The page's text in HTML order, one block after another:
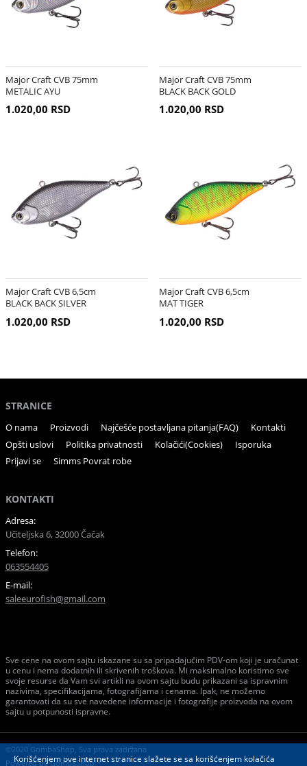
Major Craft CVB 75mm
METALIC AYU
1.020,00 RSD
Major Craft CVB 75mm
BLACK BACK GOLD
1.020,00 RSD
Major Craft CVB 6,5cm
BLACK BACK SILVER
1.020,00 RSD
Major Craft CVB 6,5cm
MAT TIGER
1.020,00 RSD
STRANICE
O nama Proizvodi Najčešće postavljana pitanja(FAQ)
Kontakti
Opšti uslovi
Politika privatnosti Kolačići(Cookies)
Isporuka
Prijavi se
Simms Povrat robe
KONTAKTI
Adresa:
Učiteljska 6, 32000 Čačak
Telefon:
063554405
E-mail:
saleeurofish@gmail.com
Sve cene na ovom sajtu iskazane su sa pripadajućim PDV-om koji je uračunat
u cenu i nema dodatnih ili skrivenih troškova. Mi maksimalno koristimo sve
svoje resurse da Vam svi artikli na ovom sajtu budu prikazani sa ispravnim
nazivima, specifikacijama, fotografijama i cenama. Ipak, ne možemo
garantovati da su sve navedene informacije i fotografije proizvoda na ovom
sajtu u potpunosti ispravne.
©2020 GombaShop, Sva prava zadržana
Powered byGombaShop™
Korišćenjem ove internet stranice slažete se sa korišćenjem kolačića